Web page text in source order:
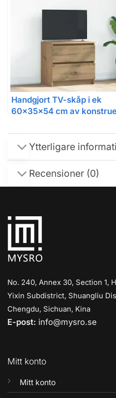
Handgjort TV-skåp i ek
60x35x54 cm av
Ytterligare
Recensioner (0)
No. 240, Annex 30, Section 1,
Yixin Subdistrict, Shuangliu
Chengdu, Sichuan, Kina
E-post: info@mysro.se
Mitt konto
Mitt konto